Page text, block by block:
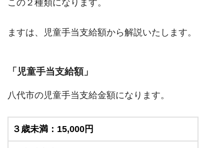
この２種類になります。
ますは、児童手当支給額から解説いたします。
「児童手当支給額」
八代市の児童手当支給金額になります。
３歳未満：15,000円